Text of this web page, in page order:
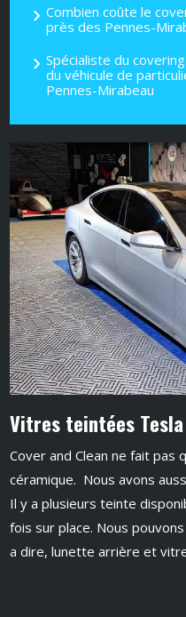
Combien coûte le
près des Pennes-
Spécialiste du
du véhicule de
Pennes-Mirabeau
Vitres teintées Tesla
Cover and Clean ne fait
céramique. Nous avons
Il y a plusieurs teinte
fois sur place. Nous
a dire, lunette arrière et